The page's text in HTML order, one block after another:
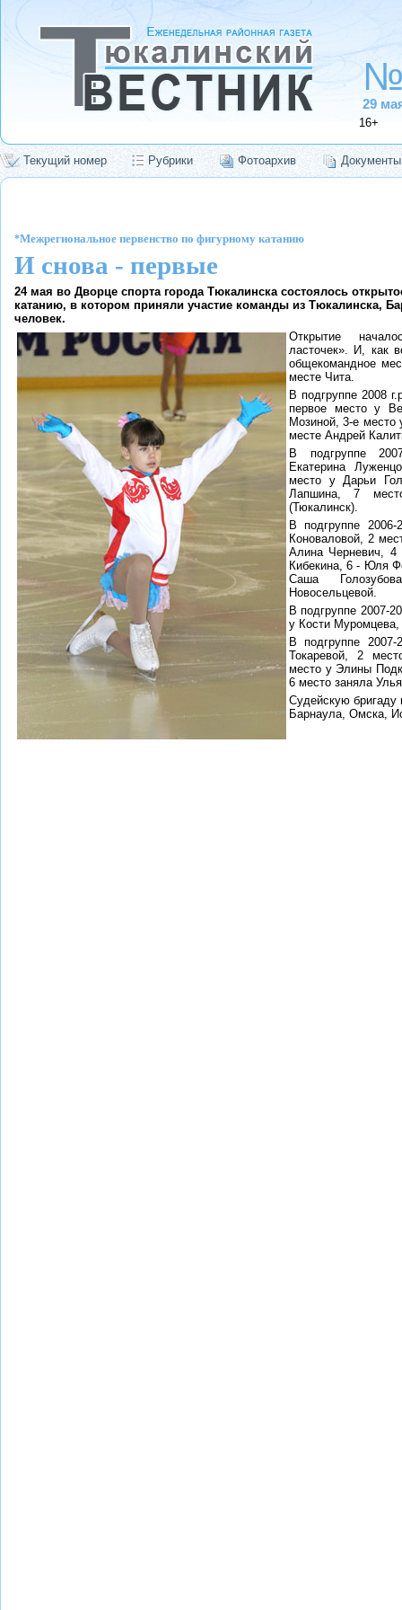
29
16+
Текущий номер Рубрики Фотоархив Документы
*Межрегиональное первенство по фигурному катанию
И снова - первые
24 мая во Дворце спорта города Тюкалинска состоялось
катанию, в котором приняли участие команды из Тюкалинска,
человек.
Открытие
ласточек». И, как
общекомандное
месте Чита.
В подгруппе 2008
первое место у
Мозиной, 3-е место
месте Андрей
В подгруппе
Екатерина
место у Дарьи
Лапшина, 7
(Тюкалинск).
В подгруппе
Коноваловой, 2
Алина Черневич,
Кибекина, 6 - Юля
Саша
Новосельцевой.
В подгруппе 2007-
у Кости
В подгруппе
Токаревой, 2
место у Элины
6 место заняла
Судейскую бригаду
Барнаула, Омска,